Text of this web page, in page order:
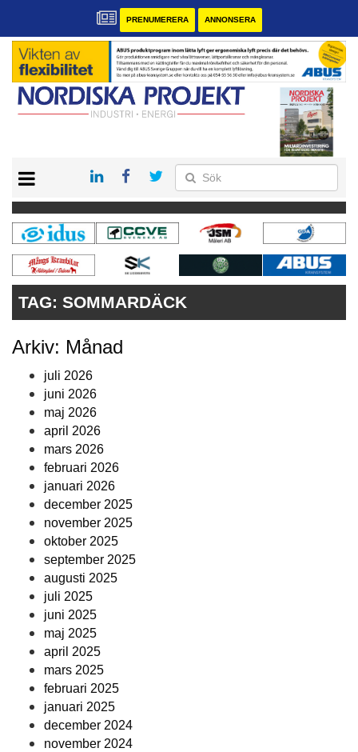
PRENUMERERA ANNONSERA
KONTAKT
VÅRA ANDRA MAGASIN
PRENUMERERA
ANNONSERA
TAG: SOMMARDÄCK
Arkiv: Månad
juli 2026
juni 2026
maj 2026
april 2026
mars 2026
februari 2026
januari 2026
december 2025
november 2025
oktober 2025
september 2025
augusti 2025
juli 2025
juni 2025
maj 2025
april 2025
mars 2025
februari 2025
januari 2025
december 2024
november 2024